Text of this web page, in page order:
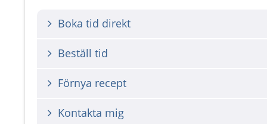
Boka tid direkt
Beställ tid
Förnya recept
Kontakta mig